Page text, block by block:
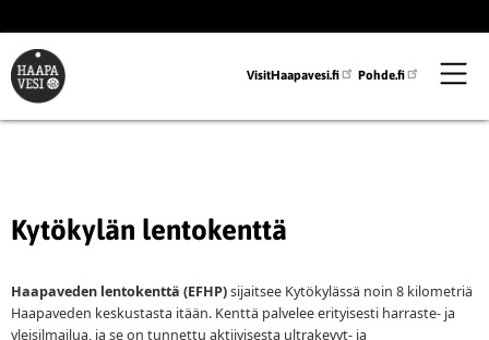
pääsisältöön
VisitHaapavesi.fi Pohde.fi
Kytökylän lentokenttä
Haapaveden lentokenttä (EFHP)sijaitsee Kytökylässä noin 8 kilometriä
Haapaveden keskustasta itään. Kenttä palvelee erityisesti harraste- ja
yleisilmailua, ja se on tunnettu aktiivisesta ultrakevyt- ja